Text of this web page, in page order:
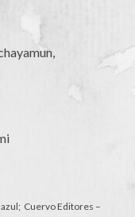
Cuervo Editores –